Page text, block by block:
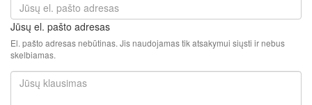
Jūsų el. pašto adresas
El. pašto adresas nebūtinas. Jis naudojamas tik atsakymui siųsti ir nebus
skelbiamas.